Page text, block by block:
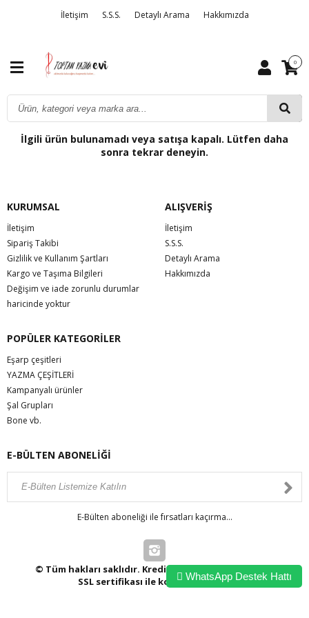
İletişim S.S.S. Detaylı Arama Hakkımızda
0
İlgili ürün bulunamadı veya satışa kapalı. Lütfen daha
sonra tekrar deneyin.
KURUMSAL
İletişim
Sipariş Takibi
Gizlilik ve Kullanım Şartları
Kargo ve Taşıma Bilgileri
Değişim ve iade zorunlu durumlar
haricinde yoktur
ALIŞVERİŞ
İletişim
S.S.S.
Detaylı Arama
Hakkımızda
POPÜLER KATEGORİLER
Eşarp çeşitleri
YAZMA ÇEŞİTLERİ
Kampanyalı ürünler
Şal Grupları
Bone vb.
E-BÜLTEN ABONELİĞİ
E-Bülten aboneliği ile fırsatları kaçırma...
© Tüm hakları saklıdır. Kredi kartı bilgileriniz 256bit
SSL sertifikası ile korunmaktadır.WhatsApp Destek Hattı